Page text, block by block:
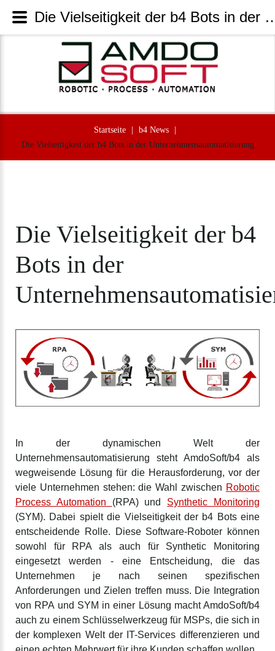
Startseite b4 News
Die Vielseitigkeit der b4 Bots in der Unternehmensautomatisierung
Die Vielseitigkeit der b4
Bots in der
In der dynamischen Welt der
Unternehmensautomatisierung steht AmdoSoft/b4 als
wegweisende Lösung für die Herausforderung, vor der
viele Unternehmen stehen: die Wahl zwischen Robotic
Process Automation (RPA) und Synthetic Monitoring
(SYM). Dabei spielt die Vielseitigkeit der b4 Bots eine
entscheidende Rolle. Diese Software-Roboter können
sowohl für RPA als auch für Synthetic Monitoring
eingesetzt werden - eine Entscheidung, die das
Unternehmen je nach seinen spezifischen
Anforderungen und Zielen treffen muss. Die Integration
von RPA und SYM in einer Lösung macht AmdoSoft/b4
auch zu einem Schlüsselwerkzeug für MSPs, die sich in
der komplexen Welt der IT-Services differenzieren und
Die Vielseitigkeit der b4 Bots in der